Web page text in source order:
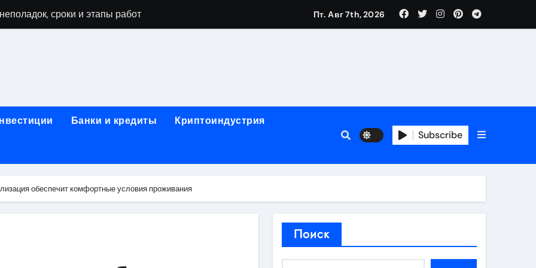
сроки и этапы работ
виды работ и типичные неисправности
чистка системы охлаждения и замена компонентов
и ключевые факторы, влияющие на итоговую сумму
в ноутбуке: основные факторы и ориентиры цен
технологии выполнения, подготовка и возможные последствия
этапы, подготовка и ключевые особенности
тестирования компонентов и обнаружения неисправностей
Пт. Авг 7th, 2026
Банки и кредиты Криптоиндустрия
Subscribe
обеспечит комфортные условия проживания
Поиск